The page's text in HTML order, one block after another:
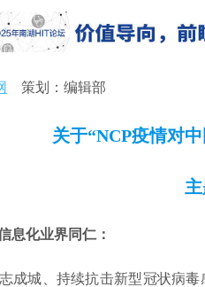
策划：编辑部
关于“NCP疫情对
息化业界同仁：
成城、持续抗击新型冠状病